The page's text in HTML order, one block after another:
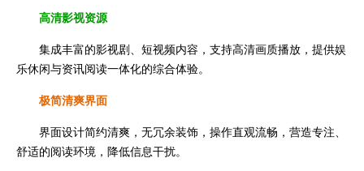
高清影视资源
集成丰富的影视剧、短视频内容，支持高清画质播放，提供娱
乐休闲与资讯阅读一体化的综合体验。
极简清爽界面
界面设计简约清爽，无冗余装饰，操作直观流畅，营造专注、
舒适的阅读环境，降低信息干扰。